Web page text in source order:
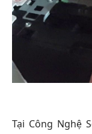
Tại Công Nghệ